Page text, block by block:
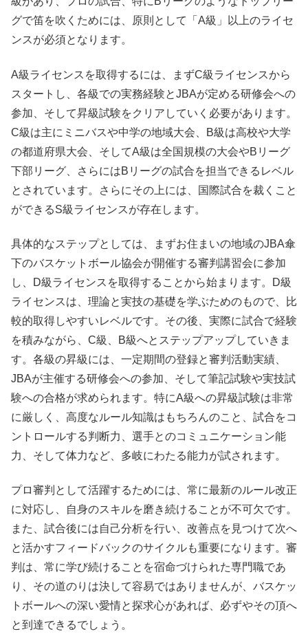
グで笛を吹くためには、原則として「A級」以上のライセ
ンスが必須となります。
A級ライセンスを取得するには、まずC級ライセンスから
スタートし、各級での実務経験とJBAが定める研修会への
参加、そして昇級試験をクリアしていく必要があります。
C級は主にミニバスや中学の地域大会、B級は高校や大学
の都道府県大会、そしてA級は全国規模の大会やBリーグ
下部リーグ、さらにはBリーグの試合を担当できるレベル
とされています。さらにその上には、国際試合を裁くこと
ができるS級ライセンスが存在します。
具体的なステップとしては、まずお住まいの地域のJBA傘
下のバスケットボール協会が開催する審判講習会に参加
し、D級ライセンスを取得することから始まります。D級
ライセンスは、理論と実技の基礎を学ぶためのもので、比
較的取得しやすいレベルです。その後、実際に試合で経験
を積みながら、C級、B級へとステップアップしていきま
す。各級の昇級には、一定期間の登録と審判活動実績、
JBAが主催する研修会への参加、そして筆記試験や実技試
験への合格が求められます。特にA級への昇級試験は非常
に厳しく、高度なルール知識はもちろんのこと、試合をコ
ントロールする判断力、選手とのコミュニケーション能
力、そして体力など、多岐にわたる能力が試されます。
プロ審判として活躍するためには、常に最新のルール改正
に対応し、自身のスキルを磨き続けることが不可欠です。
また、試合後には自己分析を行い、改善点を見つけて次へ
と活かすフィードバックのサイクルも重要になります。審
判は、常に学び続けることを宿命づけられた専門職であ
り、その道のりは決して容易ではありませんが、バスケッ
トボールへの深い愛情と探求心があれば、必ずやその頂へ
と到達できるでしょう。